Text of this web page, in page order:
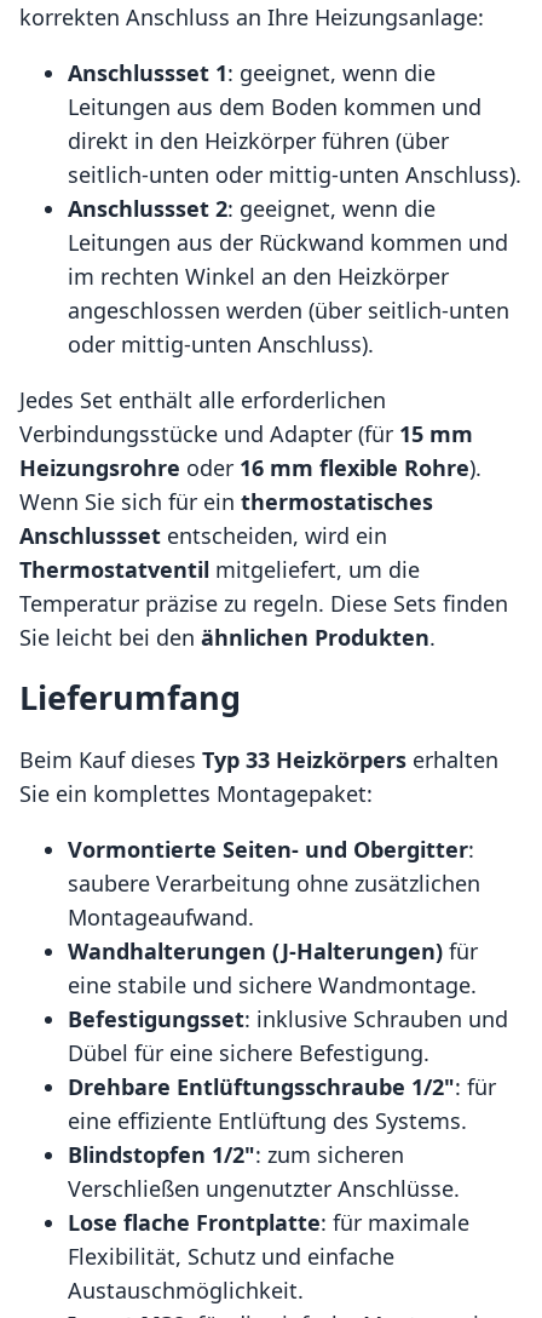
korrekten Anschluss an Ihre Heizungsanlage:
Anschlussset 1: geeignet, wenn die
Leitungen aus dem Boden kommen und
direkt in den Heizkörper führen (über
seitlich-unten oder mittig-unten Anschluss).
Anschlussset 2: geeignet, wenn die
Leitungen aus der Rückwand kommen und
im rechten Winkel an den Heizkörper
angeschlossen werden (über seitlich-unten
oder mittig-unten Anschluss).
Jedes Set enthält alle erforderlichen
Verbindungsstücke und Adapter (für 15 mm
Heizungsrohre oder 16 mm flexible Rohre).
Wenn Sie sich für ein thermostatisches
Anschlussset entscheiden, wird ein
Thermostatventil mitgeliefert, um die
Temperatur präzise zu regeln. Diese Sets finden
Sie leicht bei den ähnlichen Produkten.
Lieferumfang
Beim Kauf dieses Typ 33 Heizkörpers erhalten
Sie ein komplettes Montagepaket:
Vormontierte Seiten- und Obergitter:
saubere Verarbeitung ohne zusätzlichen
Montageaufwand.
Wandhalterungen (J-Halterungen) für
eine stabile und sichere Wandmontage.
Befestigungsset: inklusive Schrauben und
Dübel für eine sichere Befestigung.
Drehbare Entlüftungsschraube 1/2": für
eine effiziente Entlüftung des Systems.
Blindstopfen 1/2": zum sicheren
Verschließen ungenutzter Anschlüsse.
Lose flache Frontplatte: für maximale
Flexibilität, Schutz und einfache
Austauschmöglichkeit.